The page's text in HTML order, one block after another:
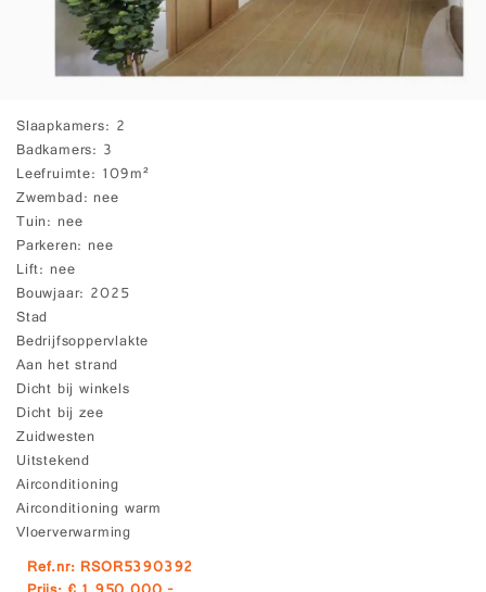
Slaapkamers 2
Badkamers 3
Leefruimte 109m²
Zwembad nee
Tuin nee
Parkeren nee
Lift nee
Bouwjaar 2025
Stad
Bedrijfsoppervlakte
Aan het strand
Dicht bij winkels
Dicht bij zee
Zuidwesten
Uitstekend
Airconditioning
Airconditioning warm
Vloerverwarming
Ref.nr: RSOR5390392